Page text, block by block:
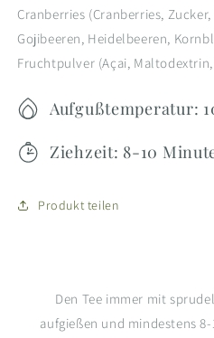
Cranberries (Cranberries,
Gojibeeren, Heidelbeeren,
Fruchtpulver (Açai,
Aufgußtemperatur:
Ziehzeit: 8-10
Produkt teilen
Den Tee immer mit
aufgießen und mindestens